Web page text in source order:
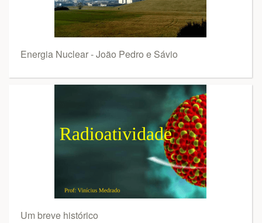
Energia Nuclear - João Pedro e Sávio
Um breve histórico